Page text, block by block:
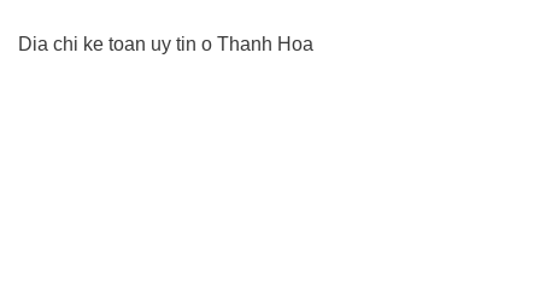
Dia chi ke toan uy tin o Thanh Hoa